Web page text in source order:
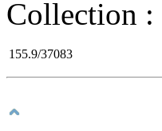
Collection :
155.9/37083